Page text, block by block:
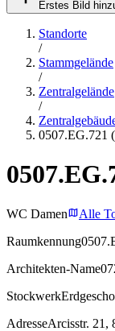
Erstes Bild
Standorte
/
Stammgelände
/
Zentralgelände
/
0507.EG.721
WC Damen
Alle
Raumkennung
Architekten-Name
Stockwerk
AdresseArcisstr. 21,